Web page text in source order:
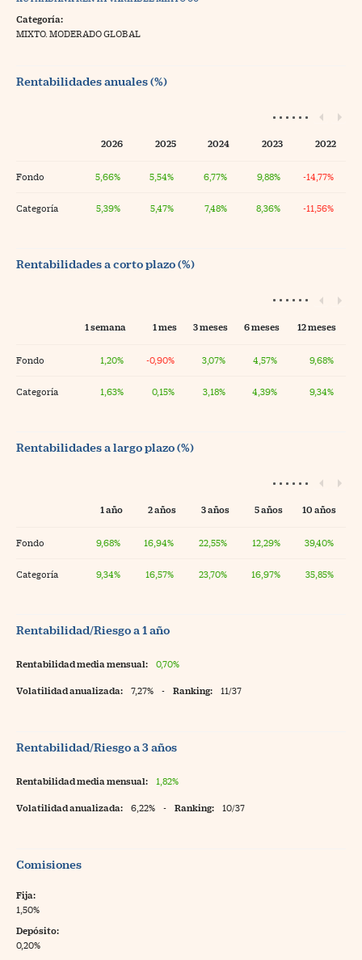
Categoría:
MIXTO. MODERADO GLOBAL
Rentabilidades anuales (%)
2026 2025 2024 2023 2022
Fondo 5,66% 5,54% 6,77% 9,88% -14,77%
Categoría 5,39% 5,47% 7,48% 8,36% -11,56%
Rentabilidades a corto plazo (%)
1 semana 1 mes 3 meses 6 meses 12 meses
Fondo 1,20% -0,90% 3,07% 4,57% 9,68%
Categoría 1,63% 0,15% 3,18% 4,39% 9,34%
Rentabilidades a largo plazo (%)
1 año 2 años 3 años 5 años 10 años
Fondo 9,68% 16,94% 22,55% 12,29% 39,40%
Categoría 9,34% 16,57% 23,70% 16,97% 35,85%
Rentabilidad/Riesgo a 1 año
Rentabilidad media mensual: 0,70%
Volatilidad anualizada: 7,27% - Ranking: 11/37
Rentabilidad/Riesgo a 3 años
Rentabilidad media mensual: 1,82%
Volatilidad anualizada: 6,22% - Ranking: 10/37
Comisiones
Fija:
1,50%
Depósito:
0,20%